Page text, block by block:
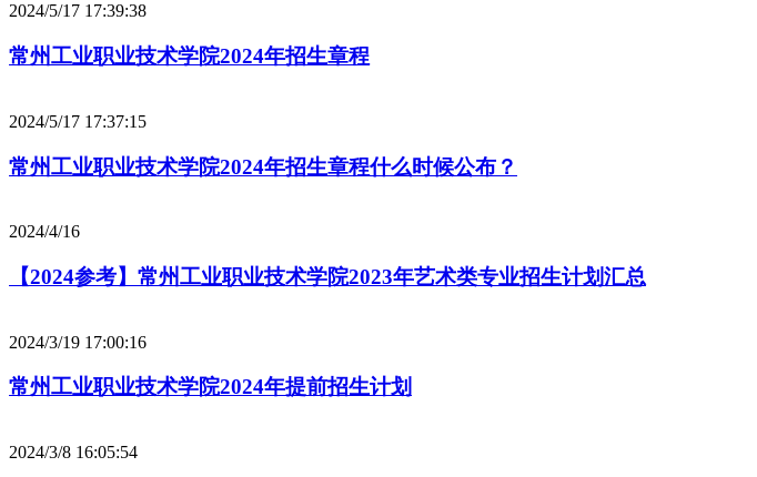
2024/5/17 17:39:38
常州工业职业技术学院2024年招生章程
2024/5/17 17:37:15
常州工业职业技术学院2024年招生章程什么时候公布？
2024/4/16
【2024参考】常州工业职业技术学院2023年艺术类专业招生计划汇总
2024/3/19 17:00:16
常州工业职业技术学院2024年提前招生计划
2024/3/8 16:05:54